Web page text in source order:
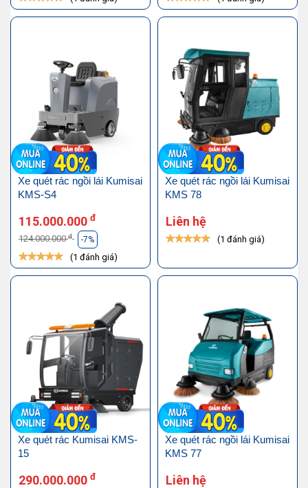
Xe quét rác ngồi lái Kumisai
KMS-S4
115.000.000 đ
124.000.000đ -7%
(1 đánh giá)
Xe quét rác ngồi lái Kumisai
KMS 78
Liên hệ
(1 đánh giá)
Xe quét rác Kumisai KMS-
15
290.000.000 đ
Xe quét rác ngồi lái Kumisai
KMS 77
Liên hệ